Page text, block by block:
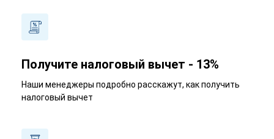
Получите налоговый вычет - 13%
Наши менеджеры подробно расскажут, как получить
налоговый вычет